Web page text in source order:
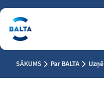
SĀKUMS Par BALTA